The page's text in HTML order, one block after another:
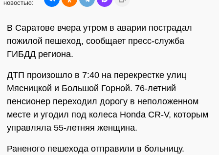
новостью:
В Саратове вчера утром в аварии пострадал
пожилой пешеход, сообщает пресс-служба
ГИБДД региона.
ДТП произошло в 7:40 на перекрестке улиц
Мясницкой и Большой Горной. 76-летний
пенсионер переходил дорогу в неположенном
месте и угодил под колеса Honda CR-V, которым
управляла 55-летняя женщина.
Раненого пешехода отправили в больницу.